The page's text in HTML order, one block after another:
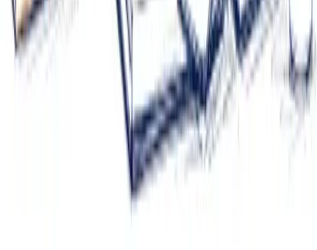
Pattrom
CuponConnect
EC-Council
Contacto
+52 644 484 8755
contacto@adkmarketing.mx